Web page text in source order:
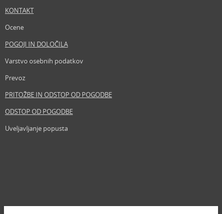
KONTAKT
Ocene
POGOJI IN DOLOČILA
Varstvo osebnih podatkov
Prevoz
PRITOŽBE IN ODSTOP OD POGODBE
ODSTOP OD POGODBE
Uveljavljanje popusta